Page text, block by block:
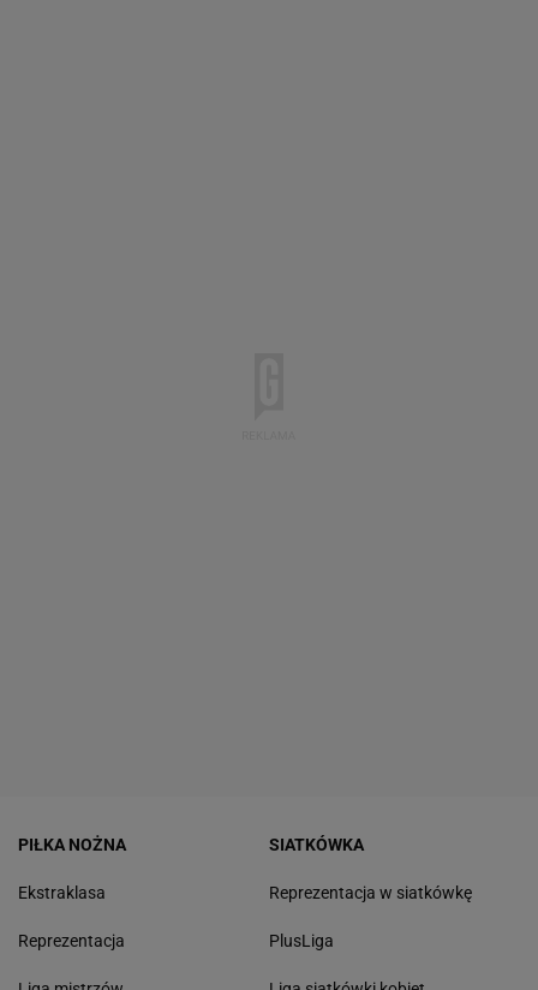
PIŁKA NOŻNA
Ekstraklasa
Reprezentacja
SIATKÓWKA
Reprezentacja w siatkówkę
PlusLiga